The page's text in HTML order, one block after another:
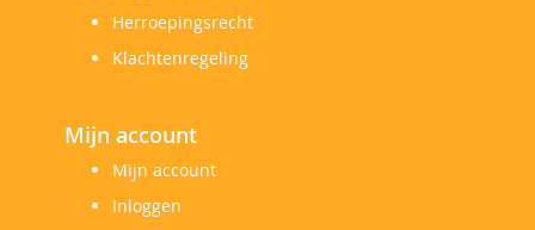
Herroepingsrecht
Klachtenregeling
Mijn account
Mijn account
Inloggen